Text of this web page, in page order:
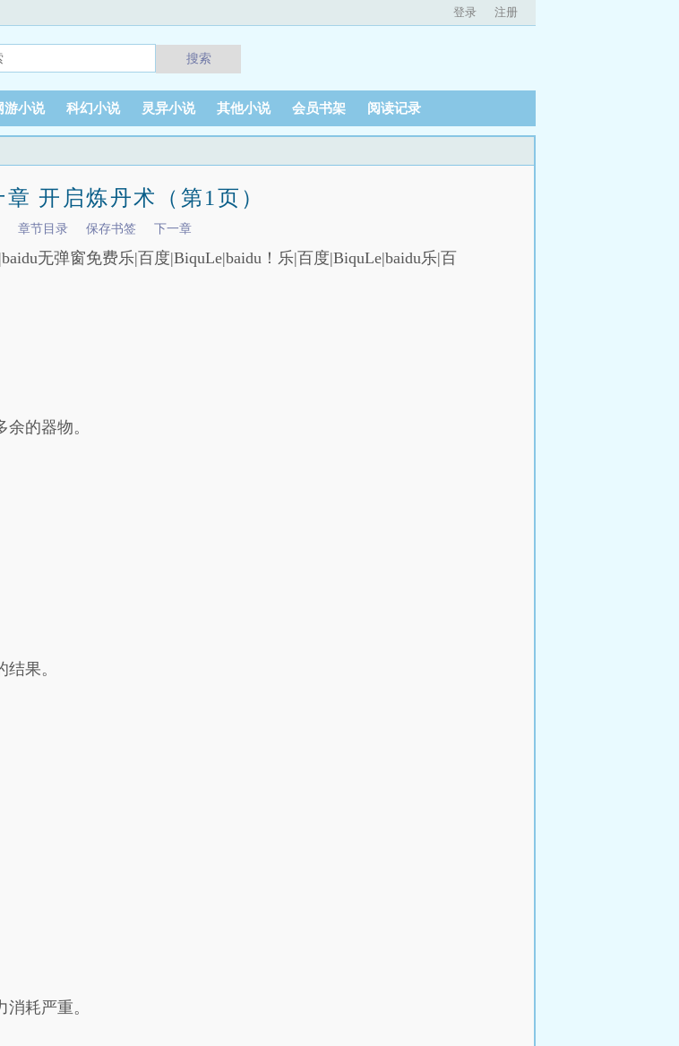
登录 注册
搜索
游小说 科幻小说 灵异小说 其他小说 会员书架 阅读记录
开启炼丹术（第1页）
章节目录 保存书签 下一章
无弹窗免费乐|百度|BiquLe|baidu！乐|百度|BiquLe|baidu乐|百
的器物。
果。
耗严重。